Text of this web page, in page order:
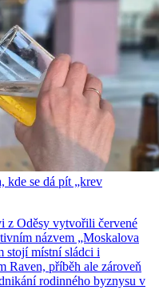
kde se dá pít „krev
z Oděsy vytvořili červené
názvem „Moskalova
stojí místní sládci i
Raven, příběh ale zároveň
rodinného byznysu v